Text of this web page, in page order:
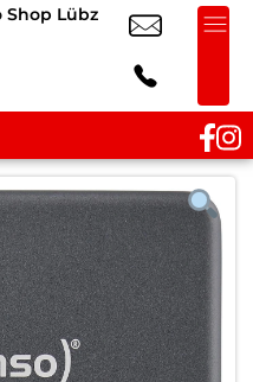
Shop Lübz